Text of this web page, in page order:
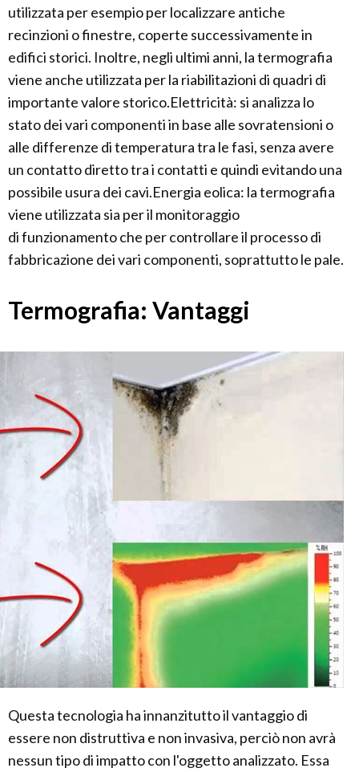
utilizzata per esempio per localizzare antiche
recinzioni o finestre, coperte successivamente in
edifici storici. Inoltre, negli ultimi anni, la termografia
viene anche utilizzata per la riabilitazioni di quadri di
importante valore storico.Elettricità: si analizza lo
stato dei vari componenti in base alle sovratensioni o
alle differenze di temperatura tra le fasi, senza avere
un contatto diretto tra i contatti e quindi evitando una
possibile usura dei cavi.Energia eolica: la termografia
viene utilizzata sia per il monitoraggio
di funzionamento che per controllare il processo di
fabbricazione dei vari componenti, soprattutto le pale.
Termografia: Vantaggi
Questa tecnologia ha innanzitutto il vantaggio di
essere non distruttiva e non invasiva, perciò non avrà
nessun tipo di impatto con l'oggetto analizzato. Essa